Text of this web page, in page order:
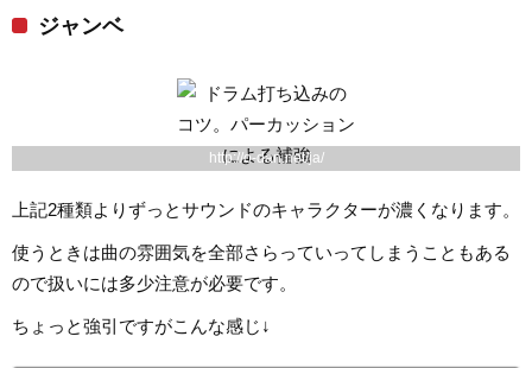
ジャンベ
http://o-dan.net/ja/
上記2種類よりずっとサウンドのキャラクターが濃くなります。
使うときは曲の雰囲気を全部さらっていってしまうこともある
ので扱いには多少注意が必要です。
ちょっと強引ですがこんな感じ↓